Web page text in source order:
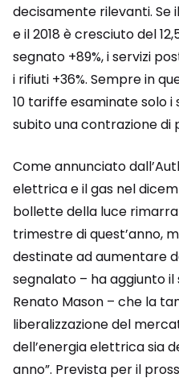
decisamente rilevanti. Se
e il 2018 è cresciuto del
segnato +89%, i servizi
i rifiuti +36%. Sempre in
10 tariffe esaminate solo
subito una contrazione di
Come annunciato
elettrica e il gas nel
bollette della luce
trimestre di quest’anno,
destinate ad aumentare
segnalato – ha aggiunto
Renato Mason – che la
liberalizzazione del
dell’energia elettrica sia
anno”. Prevista per il